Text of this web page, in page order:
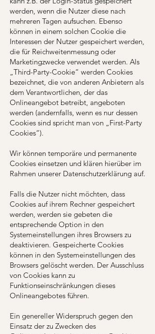
werden, wenn die Nutzer diese nach
mehreren Tagen aufsuchen. Ebenso
können in einem solchen Cookie die
Interessen der Nutzer gespeichert werden,
die für Reichweitenmessung oder
Marketingzwecke verwendet werden. Als
„Third-Party-Cookie“ werden Cookies
bezeichnet, die von anderen Anbietern als
dem Verantwortlichen, der das
Onlineangebot betreibt, angeboten
werden (andernfalls, wenn es nur dessen
Cookies sind spricht man von „First-Party
Cookies“).
Wir können temporäre und permanente
Cookies einsetzen und klären hierüber im
Rahmen unserer Datenschutzerklärung auf.
Falls die Nutzer nicht möchten, dass
Cookies auf ihrem Rechner gespeichert
werden, werden sie gebeten die
entsprechende Option in den
Systemeinstellungen ihres Browsers zu
deaktivieren. Gespeicherte Cookies
können in den Systemeinstellungen des
Browsers gelöscht werden. Der Ausschluss
von Cookies kann zu
Funktionseinschränkungen dieses
Onlineangebotes führen.
Ein genereller Widerspruch gegen den
Einsatz der zu Zwecken des